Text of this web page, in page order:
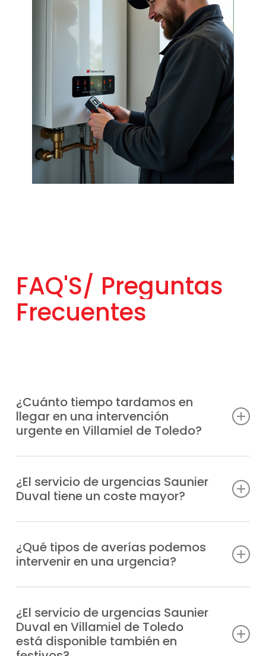
FAQ'S/ Preguntas
Frecuentes
¿Cuánto tiempo tardamos en
llegar en una intervención
urgente en Villamiel de Toledo?
estratégicamente distribuidas para acudir
a tu ubicación en Villamiel de Toledo en el
zona.
¿El servicio de urgencias Saunier
Duval tiene un coste mayor?
fuera de horario habitual, el servicio de
urgencias tiene un recargo, del cual te
¿Qué tipos de averías podemos
intervenir en una urgencia?
encendido y fugas, hasta fallos en la
presión, bloqueos o errores de
funcionamiento en cualquier equipo
¿El servicio de urgencias Saunier
Duval en Villamiel de Toledo
está disponible también en